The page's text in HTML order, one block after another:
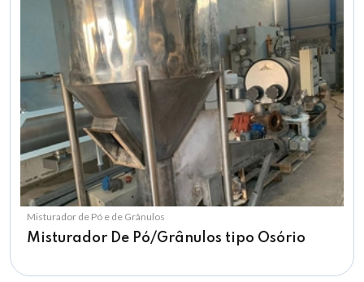
Misturador de Pó e de Grânulos
Misturador De Pó/Grânulos tipo Osório